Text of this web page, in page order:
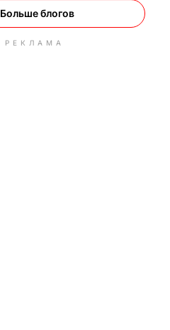
Больше блогов
РЕКЛАМА